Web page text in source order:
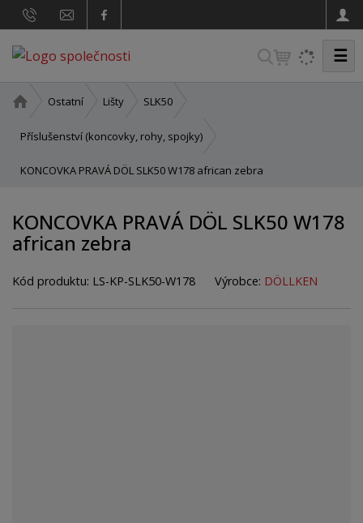
V
☰
o
n
t
r
n
Ostatní Lišty SLK50
Příslušenství (koncovky, rohy, spojky)
KONCOVKA PRAVÁ DÖL SLK50 W178 african zebra
KONCOVKA PRAVÁ DÖL SLK50 W178
african zebra
Kód produktu: LS-KP-SLK50-W178 Výrobce: DÖLLKEN